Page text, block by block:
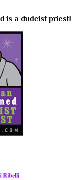
is a dudeist priest!
Ribelli